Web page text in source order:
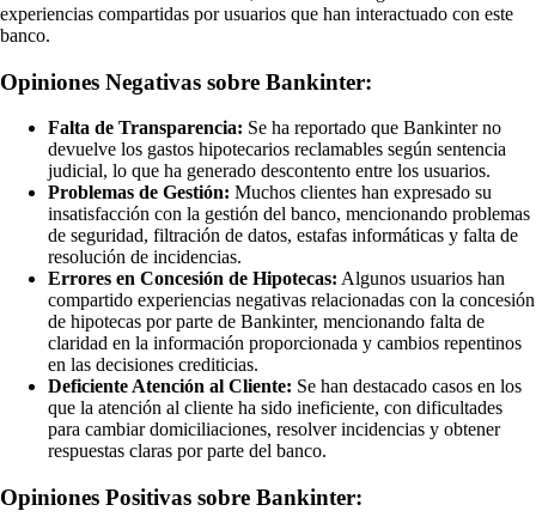
experiencias compartidas por usuarios que han interactuado con este
banco.
Opiniones Negativas sobre Bankinter:
Falta de Transparencia: Se ha reportado que Bankinter no
devuelve los gastos hipotecarios reclamables según sentencia
judicial, lo que ha generado descontento entre los usuarios.
Problemas de Gestión: Muchos clientes han expresado su
insatisfacción con la gestión del banco, mencionando problemas
de seguridad, filtración de datos, estafas informáticas y falta de
resolución de incidencias.
Errores en Concesión de Hipotecas: Algunos usuarios han
compartido experiencias negativas relacionadas con la concesión
de hipotecas por parte de Bankinter, mencionando falta de
claridad en la información proporcionada y cambios repentinos
en las decisiones crediticias.
Deficiente Atención al Cliente: Se han destacado casos en los
que la atención al cliente ha sido ineficiente, con dificultades
para cambiar domiciliaciones, resolver incidencias y obtener
respuestas claras por parte del banco.
Opiniones Positivas sobre Bankinter: